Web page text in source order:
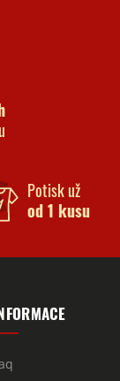
Potisk už
od 1 kusu